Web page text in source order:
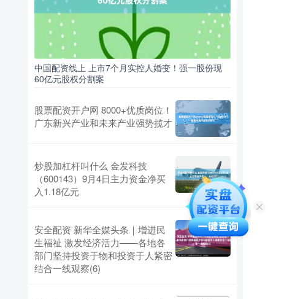
中国配资线上 上市7个月实控人婚变！强一股份现
60亿元股权分割案
股票配资开户网 8000+优质岗位！
广东新兴产业和未来产业强势揽才
炒股加杠杆叫什么 金发科技
（600143）9月4日主力资金净买
入1.18亿元
安全配资 新华全媒头条｜增进民
生福祉 激发经济活力——各地各
部门坚持投资于物和投资于人紧密
结合一线观察(6)